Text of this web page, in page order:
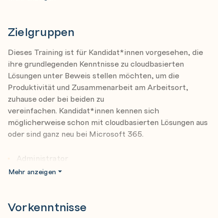
Lizenzen, Abrechnungen und Support ab.
management concepts and deployment options in
Microsoft 365
Describe the analytics and administrative
capabilities available in Microsoft 365
MS-900 Introduction to Microsoft 365: Describe
Microsoft 365 security and compliance capabilities
Describe the function and identity types of
Microsoft Entra ID
Describe access management capabilities of
Microsoft Entra
Describe the data compliance solutions of
Zielgruppen
Dieses Training ist für Kandidat*innen vorgesehen, die
ihre grundlegenden Kenntnisse zu cloudbasierten
Lösungen unter Beweis stellen möchten, um die
Produktivität und Zusammenarbeit am Arbeitsort,
zuhause oder bei beiden zu
vereinfachen. Kandidat*innen kennen sich
möglicherweise schon mit cloudbasierten Lösungen aus
oder sind ganz neu bei Microsoft 365.
Administrator
Business Owner
Mehr anzeigen
Vorkenntnisse